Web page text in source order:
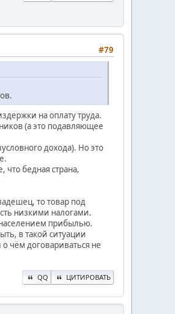
#79
на оплату труда.
(а это подавляющее
дохода). Но это
бедная страна,
то товар под
низкими налогами.
населением прибылью.
в такой ситуации
чём договариваться не
QQ ЦИТИРОВАТЬ